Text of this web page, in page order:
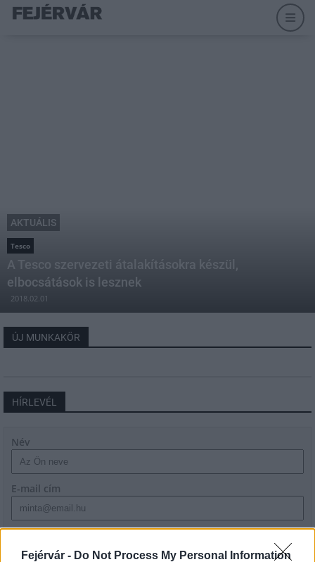
Fejérvár - Do Not Process My Personal Information
AKTUÁLIS
Tesco
A Tesco szervezeti átalakításokra készül,
elbocsátások is lesznek
2018.02.01
ÚJ MUNKAKÖR
HÍRLEVÉL
Név
E-mail cím
szabályzatot!